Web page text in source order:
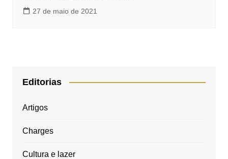
27 de maio de 2021
Editorias
Artigos
Charges
Cultura e lazer